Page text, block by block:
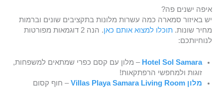
איפה ישנים פה?
יש באיזור סמארה כמה עשרות מלונות בתקציבים שונים וברמות
מחיר שונות.תוכלו למצוא אותם כאן
. הנה 2 דוגמאות מפורטות
לנוחיותכם:
Hotel Sol Samara – מלון עם קסם כפרי שמתאים למשפחות,
זוגות ולמחפשי הרפתקאות!
מלון Villas Playa Samara Living Room
– חוף קסום